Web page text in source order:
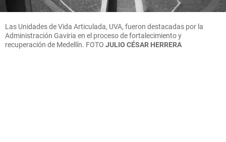
Las Unidades de Vida Articulada, UVA, fueron destacadas por la
Administración Gaviria en el proceso de fortalecimiento y
recuperación de Medellín. FOTO JULIO CÉSAR HERRERA